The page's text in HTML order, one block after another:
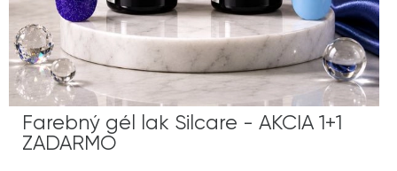
Farebný gél lak Silcare - AKCIA 1+1
ZADARMO